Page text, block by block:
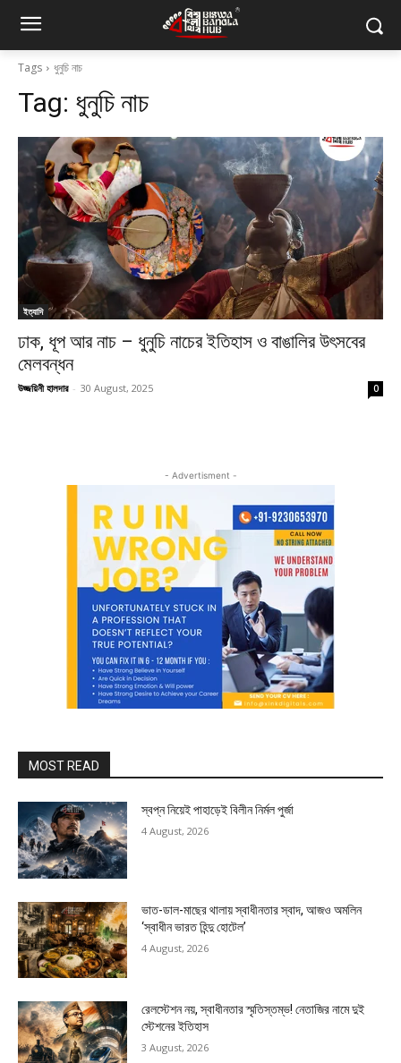
Tags ধুনুচি নাচ
Tag: ধুনুচি নাচ
ইত্যাদি
ঢাক, ধূপ আর নাচ – ধুনুচি নাচের ইতিহাস ও বাঙালির উৎসবের
মেলবন্ধন
উজ্জয়িনী হালদার - 30 August, 2025 0
- Advertisment -
MOST READ
স্বপ্ন নিয়েই পাহাড়েই বিলীন নির্মল পুর্জা
4 August, 2026
ভাত-ডাল-মাছের থালায় স্বাধীনতার স্বাদ, আজও অমলিন
‘স্বাধীন ভারত হিন্দু হোটেল’
4 August, 2026
রেলস্টেশন নয়, স্বাধীনতার স্মৃতিস্তম্ভ! নেতাজির নামে দুই
স্টেশনের ইতিহাস
3 August, 2026